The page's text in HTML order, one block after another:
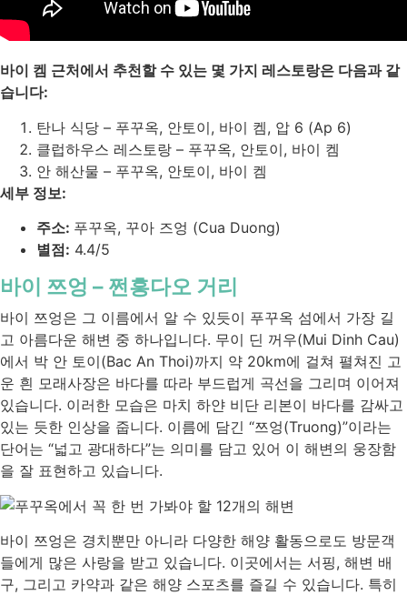
바이 켐 근처에서 추천할 수 있는 몇 가지 레스토랑은 다음과 같
습니다:
탄나 식당 – 푸꾸옥, 안토이, 바이 켐, 압 6 (Ap 6)
클럽하우스 레스토랑 – 푸꾸옥, 안토이, 바이 켐
안 해산물 – 푸꾸옥, 안토이, 바이 켐
세부 정보:
주소: 푸꾸옥, 꾸아 즈엉 (Cua Duong)
별점: 4.4/5
바이 쯔엉 – 쩐흥다오 거리
바이 쯔엉은 그 이름에서 알 수 있듯이 푸꾸옥 섬에서 가장 길
고 아름다운 해변 중 하나입니다. 무이 딘 꺼우(Mui Dinh Cau)
에서 박 안 토이(Bac An Thoi)까지 약 20km에 걸쳐 펼쳐진 고
운 흰 모래사장은 바다를 따라 부드럽게 곡선을 그리며 이어져
있습니다. 이러한 모습은 마치 하얀 비단 리본이 바다를 감싸고
있는 듯한 인상을 줍니다. 이름에 담긴 “쯔엉(Truong)”이라는
단어는 “넓고 광대하다”는 의미를 담고 있어 이 해변의 웅장함
을 잘 표현하고 있습니다.
바이 쯔엉은 경치뿐만 아니라 다양한 해양 활동으로도 방문객
들에게 많은 사랑을 받고 있습니다. 이곳에서는 서핑, 해변 배
구, 그리고 카약과 같은 해양 스포츠를 즐길 수 있습니다. 특히